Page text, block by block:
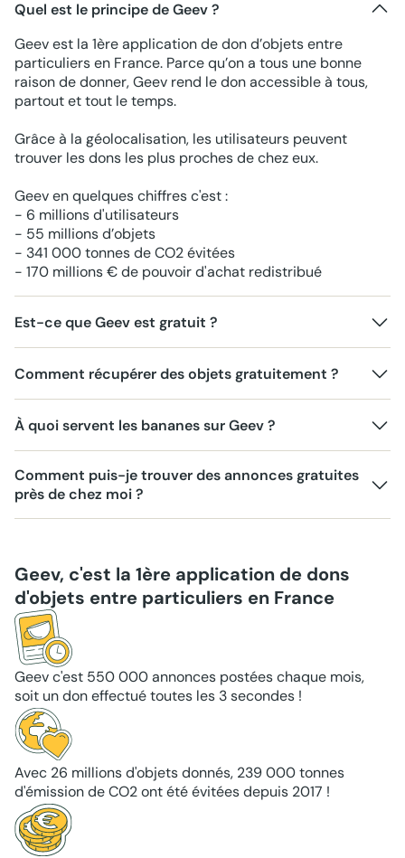
Quel est le principe de Geev ?
Geev est la 1ère application de don d’objets entre
particuliers en France. Parce qu’on a tous une bonne
raison de donner, Geev rend le don accessible à tous,
partout et tout le temps.
Grâce à la géolocalisation, les utilisateurs peuvent
trouver les dons les plus proches de chez eux.
Geev en quelques chiffres c'est :
- 6 millions d'utilisateurs
- 55 millions d’objets
- 341 000 tonnes de CO2 évitées
- 170 millions € de pouvoir d'achat redistribué
Est-ce que Geev est gratuit ?
Comment récupérer des objets gratuitement ?
À quoi servent les bananes sur Geev ?
Comment puis-je trouver des annonces gratuites
près de chez moi ?
Geev, c'est la 1ère application de dons
d'objets entre particuliers en France
Geev c'est 550 000 annonces postées chaque mois,
soit un don effectué toutes les 3 secondes !
Avec 26 millions d'objets donnés, 239 000 tonnes
d'émission de CO2 ont été évitées depuis 2017 !